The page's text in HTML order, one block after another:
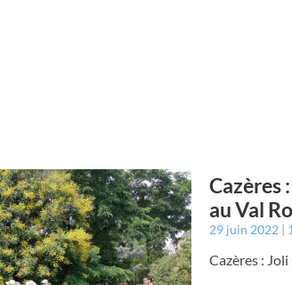
Cazères
au Val
29 juin 2022
Cazères :